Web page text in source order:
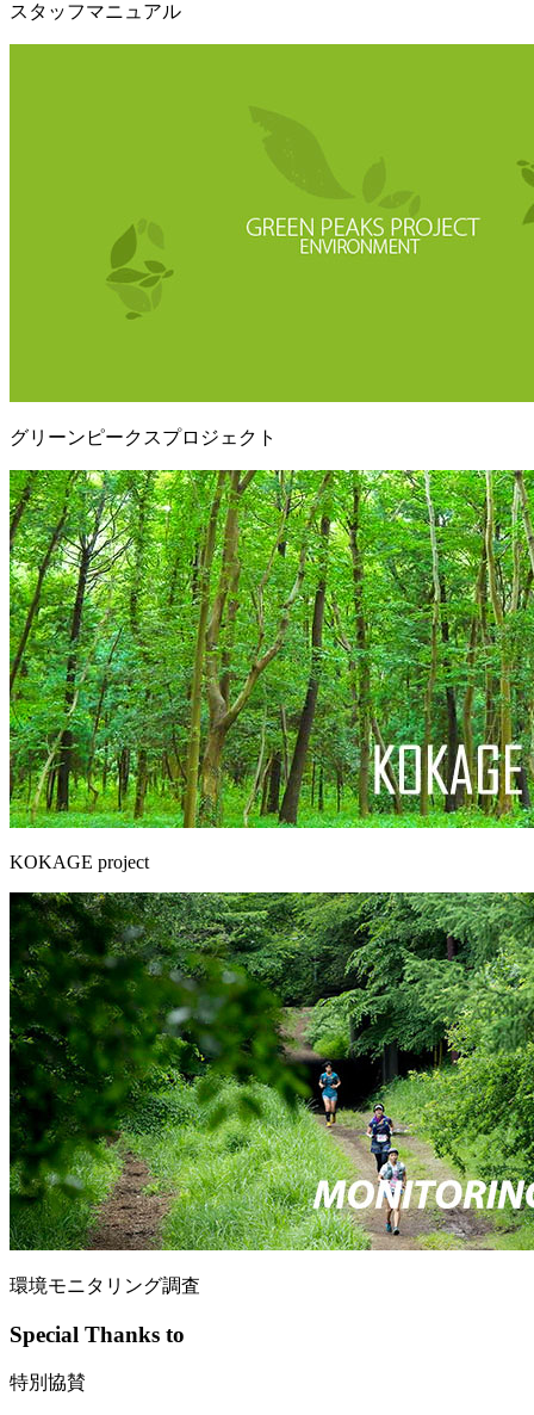
スタッフマニュアル
グリーンピークスプロジェクト
KOKAGE project
環境モニタリング調査
Special Thanks to
特別協賛